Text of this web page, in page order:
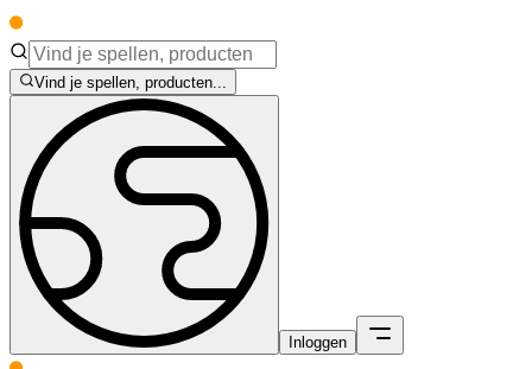
Vind je spellen, producten...
Inloggen